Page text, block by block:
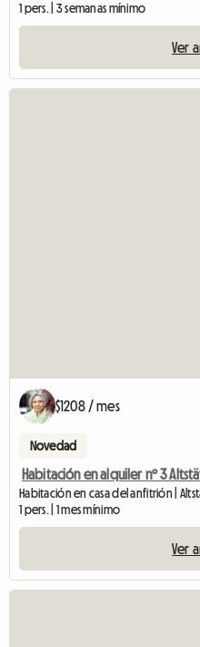
1 pers. | 3 semanas mínimo
Ver
$1208 / mes
Novedad
Habitación en alquiler nº 3
Habitación en casa del anfitrión |
1 pers. | 1 mes mínimo
Ver